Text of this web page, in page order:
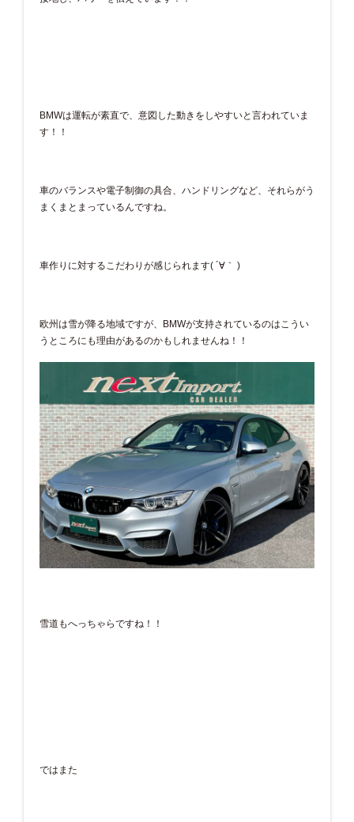
BMWは運転が素直で、意図した動きをしやすいと言われていま
す！！
車のバランスや電子制御の具合、ハンドリングなど、それらがう
まくまとまっているんですね。
車作りに対するこだわりが感じられます( ´∀｀ )
欧州は雪が降る地域ですが、BMWが支持されているのはこうい
うところにも理由があるのかもしれませんね！！
雪道もへっちゃらですね！！
ではまた